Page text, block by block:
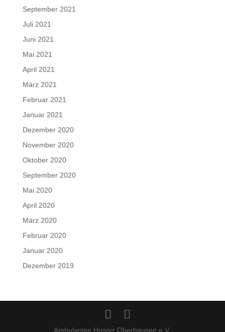
September 2021
Juli 2021
Juni 2021
Mai 2021
April 2021
März 2021
Februar 2021
Januar 2021
Dezember 2020
November 2020
Oktober 2020
September 2020
Mai 2020
April 2020
März 2020
Februar 2020
Januar 2020
Dezember 2019
Ambulantes Hospiz Oberhausen e.V.